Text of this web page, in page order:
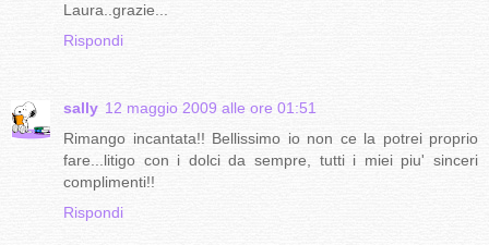
Laura..grazie...
Rispondi
sally 12 maggio 2009 alle ore 01:51
Rimango incantata!! Bellissimo io non ce la potrei proprio
fare...litigo con i dolci da sempre, tutti i miei piu' sinceri
complimenti!!
Rispondi